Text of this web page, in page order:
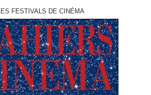
LES FESTIVALS DE CINÉMA